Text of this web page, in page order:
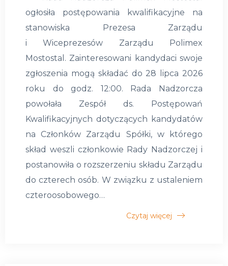
ogłosiła postępowania kwalifikacyjne na
stanowiska Prezesa Zarządu
i Wiceprezesów Zarządu Polimex
Mostostal. Zainteresowani kandydaci swoje
zgłoszenia mogą składać do 28 lipca 2026
roku do godz. 12:00. Rada Nadzorcza
powołała Zespół ds. Postępowań
Kwalifikacyjnych dotyczących kandydatów
na Członków Zarządu Spółki, w którego
skład weszli członkowie Rady Nadzorczej i
postanowiła o rozszerzeniu składu Zarządu
do czterech osób. W związku z ustaleniem
czteroosobowego…
Czytaj więcej